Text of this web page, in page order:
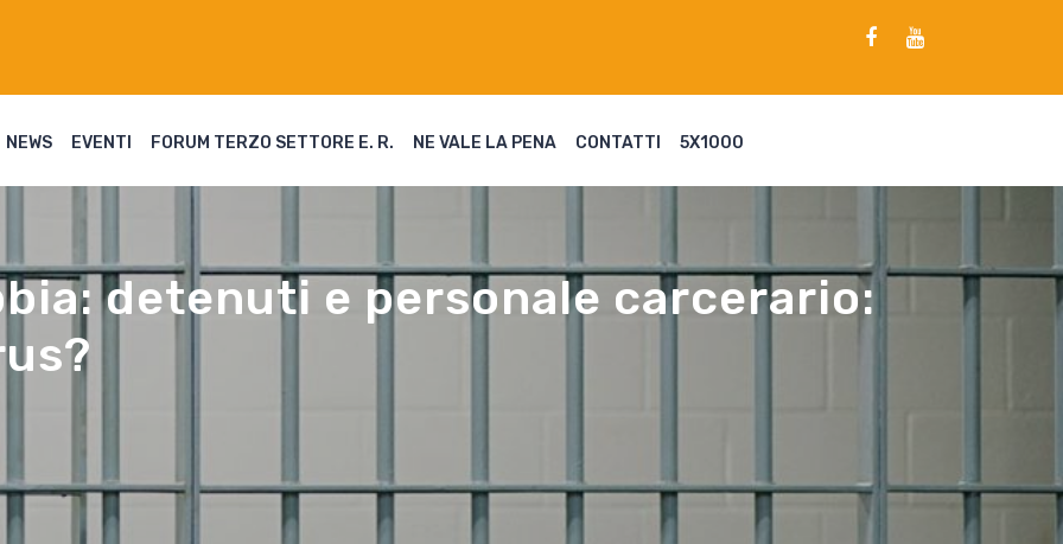
NEWS EVENTI FORUM TERZO SETTORE E. R. NE VALE LA PENA CONTATTI 5X1000
detenuti e personale carcerario: